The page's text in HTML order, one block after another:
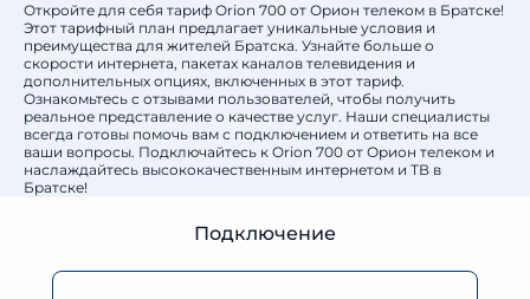
Откройте для себя тариф Orion 700 от Орион телеком в Братске!
Этот тарифный план предлагает уникальные условия и
преимущества для жителей Братска. Узнайте больше о
скорости интернета, пакетах каналов телевидения и
дополнительных опциях, включенных в этот тариф.
Ознакомьтесь с отзывами пользователей, чтобы получить
реальное представление о качестве услуг. Наши специалисты
всегда готовы помочь вам с подключением и ответить на все
ваши вопросы. Подключайтесь к Orion 700 от Орион телеком и
наслаждайтесь высококачественным интернетом и ТВ в
Братске!
Подключение